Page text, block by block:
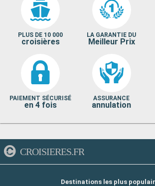
PLUS DE 10 000
croisières
LA GARANTIE DU
Meilleur Prix
PAIEMENT SÉCURISÉ
en 4 fois
ASSURANCE
annulation
CROISIERES.FR
Destinations les plus